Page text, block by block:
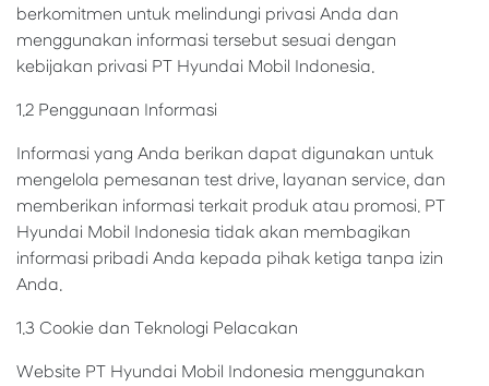
berkomitmen untuk melindungi privasi Anda dan
menggunakan informasi tersebut sesuai dengan
kebijakan privasi PT Hyundai Mobil Indonesia.
1.2 Penggunaan Informasi
Informasi yang Anda berikan dapat digunakan untuk
mengelola pemesanan test drive, layanan service, dan
memberikan informasi terkait produk atau promosi. PT
Hyundai Mobil Indonesia tidak akan membagikan
informasi pribadi Anda kepada pihak ketiga tanpa izin
Anda.
1.3 Cookie dan Teknologi Pelacakan
Website PT Hyundai Mobil Indonesia menggunakan